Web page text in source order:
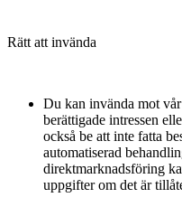
Rätt att invända
Du kan invända mot
berättigade intressen
också be att inte fatta
automatiserad
direktmarknadsföring
uppgifter om det är